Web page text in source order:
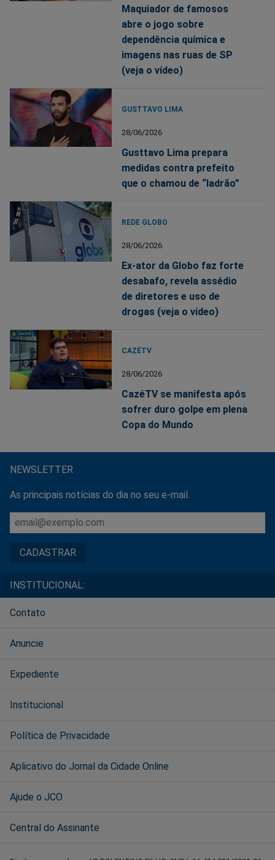
Maquiador de famosos
abre o jogo sobre
dependência química e
imagens nas ruas de SP
(veja o vídeo)
GUSTTAVO LIMA
28/06/2026
Gusttavo Lima prepara
medidas contra prefeito
que o chamou de “ladrão”
REDE GLOBO
28/06/2026
Ex-ator da Globo faz forte
desabafo, revela assédio
de diretores e uso de
drogas (veja o vídeo)
CAZÉTV
28/06/2026
CazéTV se manifesta após
sofrer duro golpe em plena
Copa do Mundo
NEWSLETTER
As principais notícias do dia no seu e-mail.
INSTITUCIONAL:
Contato
Anuncie
Expediente
Institucional
Política de Privacidade
Aplicativo do Jornal da Cidade Online
Ajude o JCO
Central do Assinante